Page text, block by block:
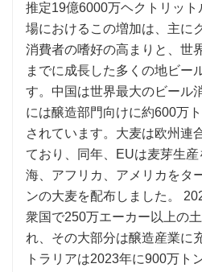
推定19億6000万ヘクトリッ
場におけるこの増加は、主に
消費者の嗜好の高まりと、世
までに成長した多くの地ビー
す。中国は世界最大のビール
には醸造部門向けに約600万
されています。大麦は欧州連
ており、同年、EUは麦芽生
海、アフリカ、アメリカをタ
ンの大麦を配布しました。
衆国で250万エーカー以上の
れ、その大部分は醸造産業に
トラリアは2023年に900万ト